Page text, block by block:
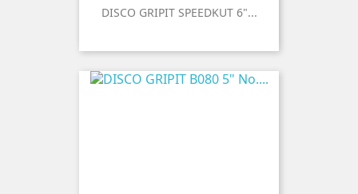
DISCO GRIPIT SPEEDKUT 6"...